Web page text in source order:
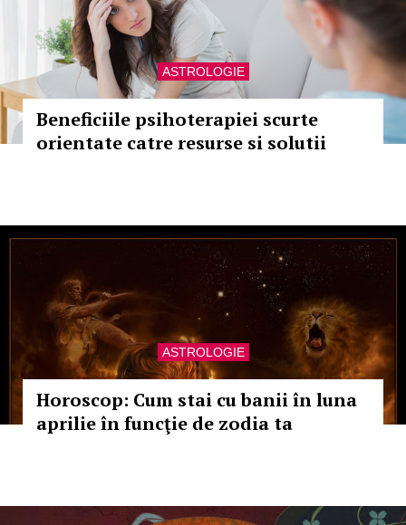
ASTROLOGIE
Beneficiile psihoterapiei scurte
orientate catre resurse si solutii
ASTROLOGIE
Horoscop: Cum stai cu banii în luna
aprilie în funcţie de zodia ta